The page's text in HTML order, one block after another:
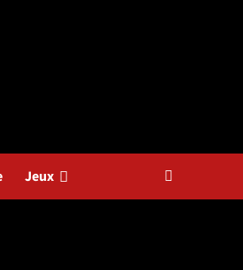
Jeux